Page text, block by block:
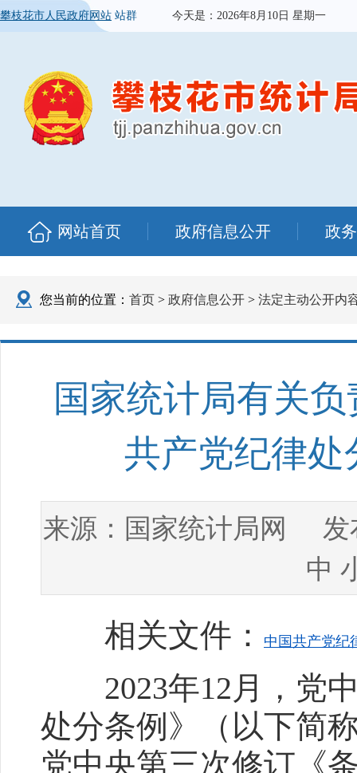
攀枝花市人民政府网站 站群 今天是： 2026年8月10日 星期一
网站首页 政府信息公开 政
您当前的位置： 首页 > 政府信息公开 > 法定主动公开内
国家统计局有关
共产党纪律
来源： 国家统计局网
发
中
相关文件： 中国共产党纪
2023年12月，党中
处分条例》（以下简
党中央第三次修订《